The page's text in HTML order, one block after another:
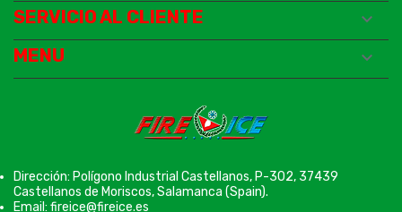
SERVICIO AL CLIENTE

MENU

Dirección: Polígono Industrial Castellanos, P-302, 37439
Castellanos de Moriscos, Salamanca (Spain).
Email: fireice@fireice.es